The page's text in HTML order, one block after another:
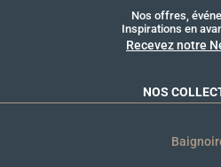
Nos offres,
Inspirations en
Recevez notre
NOS